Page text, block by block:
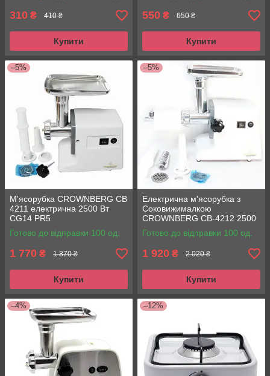
310 ₴ 410 ₴
Купити
550 ₴ 650 ₴
Купити
–5%
М'ясорубка CROWNBERG CB
4211 електрична 2500 Вт
CG14 PR5
Готово до відправки 100 од.
1 770 ₴ 1 870 ₴
Купити
–5%
Електрична м'ясорубка з
Соковижималкою
CROWNBERG CB-4212 2500
Вт
Готово до відправки 100 од.
1 920 ₴ 2 020 ₴
Купити
–4% –12%